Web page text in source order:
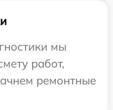
мы
работ,
ремонтные